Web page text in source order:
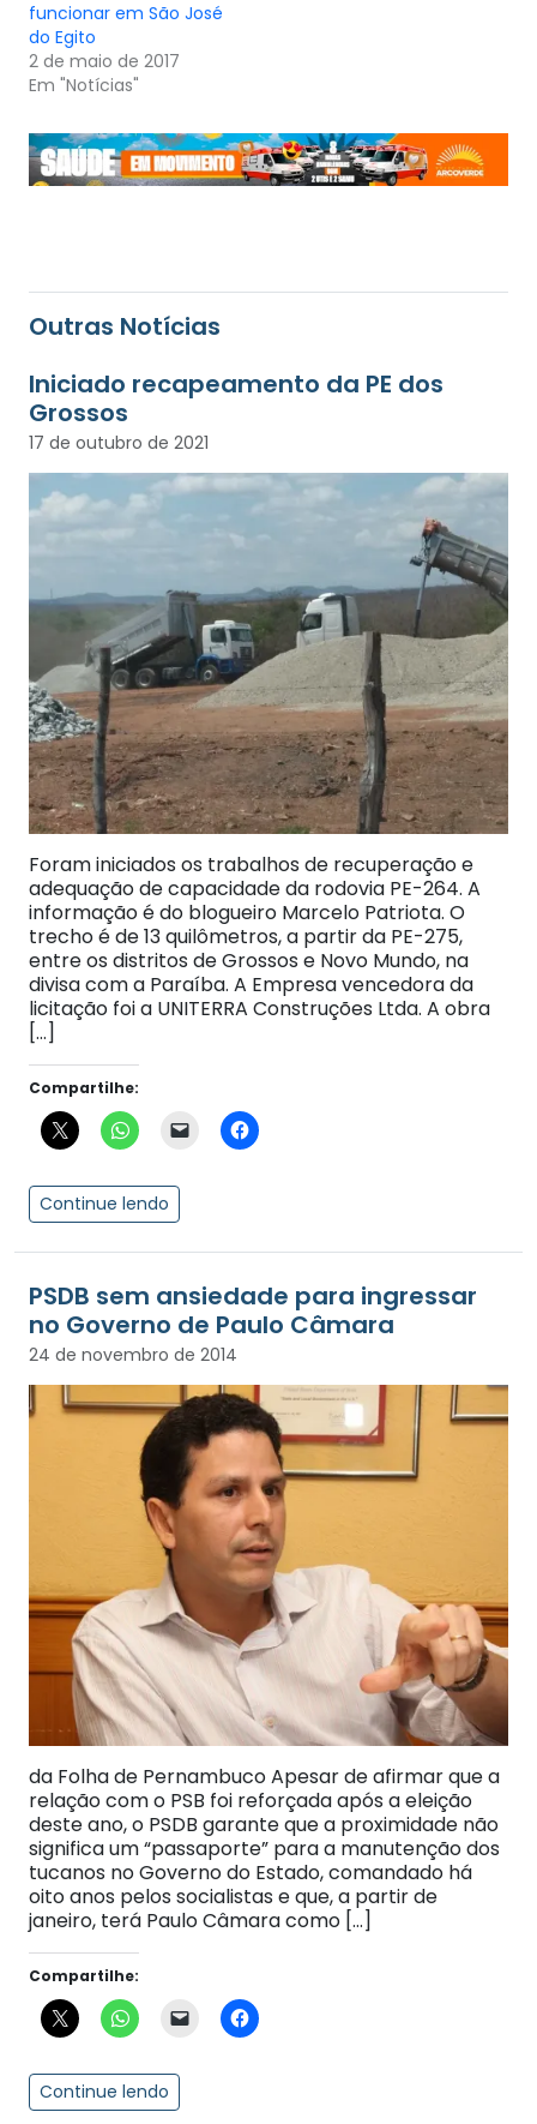
funcionar em São José
do Egito
2 de maio de 2017
Em "Notícias"
Outras Notícias
Iniciado recapeamento da PE dos
Grossos
17 de outubro de 2021
Foram iniciados os trabalhos de recuperação e
adequação de capacidade da rodovia PE-264. A
informação é do blogueiro Marcelo Patriota. O
trecho é de 13 quilômetros, a partir da PE-275,
entre os distritos de Grossos e Novo Mundo, na
divisa com a Paraíba. A Empresa vencedora da
licitação foi a UNITERRA Construções Ltda. A obra
[…]
Compartilhe:
Continue lendo
PSDB sem ansiedade para ingressar
no Governo de Paulo Câmara
24 de novembro de 2014
da Folha de Pernambuco Apesar de afirmar que a
relação com o PSB foi reforçada após a eleição
deste ano, o PSDB garante que a proximidade não
significa um “passaporte” para a manutenção dos
tucanos no Governo do Estado, comandado há
oito anos pelos socialistas e que, a partir de
janeiro, terá Paulo Câmara como […]
Compartilhe:
Continue lendo